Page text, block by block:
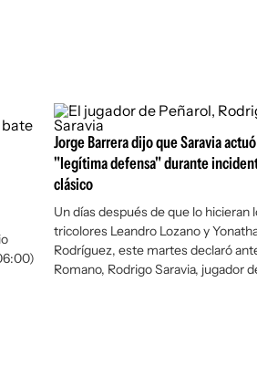
Jorge Barrera dijo que Saravia
"legítima defensa" durante
clásico
Un días después de que lo hicieran
tricolores Leandro Lozano y
Rodríguez, este martes declaró
Romano, Rodrigo Saravia, jugador